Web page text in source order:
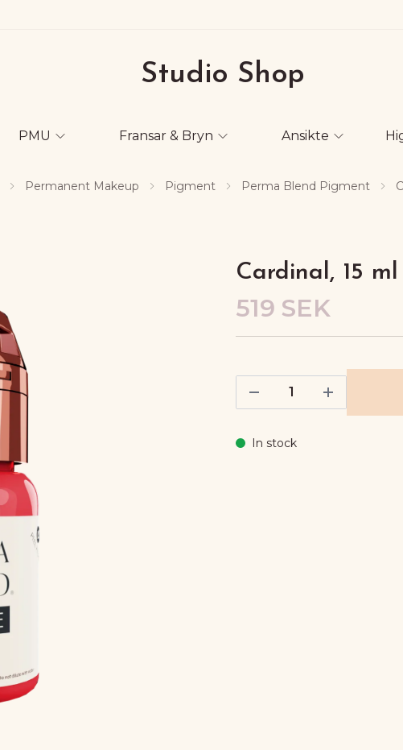
Studio Shop
PMU Fransar & Bryn Ansikte
Permanent Makeup Pigment Perma Blend Pigment
Cardinal, 15 ml
519 SEK
In stock